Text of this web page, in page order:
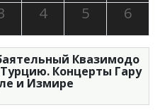
4 5 6
Квазимодо
Концерты Гару
и Измире